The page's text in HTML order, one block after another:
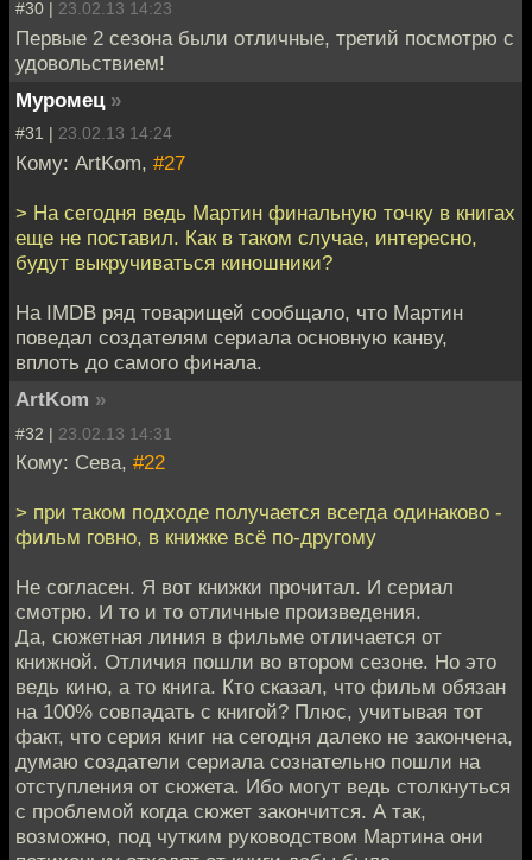
#30 | 23.02.13 14:23
Первые 2 сезона были отличные, третий посмотрю с
удовольствием!
Муромец »
#31 | 23.02.13 14:24
Кому: ArtKom, #27
> На сегодня ведь Мартин финальную точку в книгах
еще не поставил. Как в таком случае, интересно,
будут выкручиваться киношники?
На IMDB ряд товарищей сообщало, что Мартин
поведал создателям сериала основную канву,
вплоть до самого финала.
ArtKom »
#32 | 23.02.13 14:31
Кому: Сева, #22
> при таком подходе получается всегда одинаково -
фильм говно, в книжке всё по-другому
Не согласен. Я вот книжки прочитал. И сериал
смотрю. И то и то отличные произведения.
Да, сюжетная линия в фильме отличается от
книжной. Отличия пошли во втором сезоне. Но это
ведь кино, а то книга. Кто сказал, что фильм обязан
на 100% совпадать с книгой? Плюс, учитывая тот
факт, что серия книг на сегодня далеко не закончена,
думаю создатели сериала сознательно пошли на
отступления от сюжета. Ибо могут ведь столкнуться
с проблемой когда сюжет закончится. А так,
возможно, под чутким руководством Мартина они